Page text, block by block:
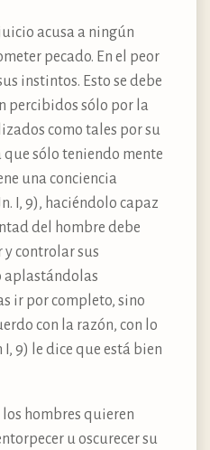
acusa a ningún
pecado. En el peor
instintos. Esto se debe
percibidos sólo por la
como tales por su
que sólo teniendo mente
una conciencia
I, 9), haciéndolo capaz
del hombre debe
y controlar sus
aplastándolas
ir por completo, sino
con la razón, con lo
9) le dice que está bien
los hombres quieren
u oscurecer su